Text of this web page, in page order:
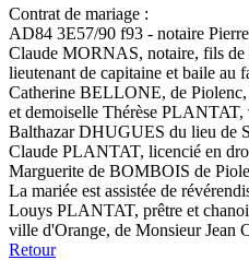
Contrat de mariage :
AD84 3E57/90 f93 - notaire
Claude MORNAS, notaire, fils
lieutenant de capitaine et baile au
Catherine BELLONE, de Piolenc,
et demoiselle Thérèse PLANTAT,
Balthazar DHUGUES du lieu de
Claude PLANTAT, licencié en
Marguerite de BOMBOIS de
La mariée est assistée de
Louys PLANTAT, prêtre et
ville d'Orange, de Monsieur Jean
Retour